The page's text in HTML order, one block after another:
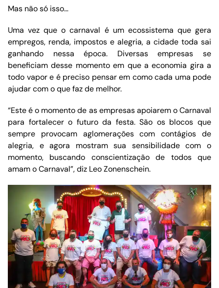
Mas não só isso…
Uma vez que o carnaval é um ecossistema que gera
empregos, renda, impostos e alegria, a cidade toda sai
ganhando nessa época. Diversas empresas se
beneficiam desse momento em que a economia gira a
todo vapor e é preciso pensar em como cada uma pode
ajudar com o que faz de melhor.
“Este é o momento de as empresas apoiarem o Carnaval
para fortalecer o futuro da festa. São os blocos que
sempre provocam aglomerações com contágios de
alegria, e agora mostram sua sensibilidade com o
momento, buscando conscientização de todos que
amam o Carnaval”, diz Leo Zonenschein.